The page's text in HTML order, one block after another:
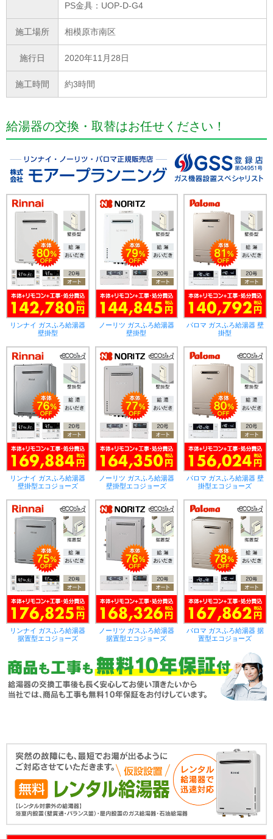
PS金具：UOP-D-G4
施工場所 相模原市南区
施行日 2020年11月28日
施工時間 約3時間
給湯器の交換・取替はお任せください！
リンナイ ガスふろ給湯器
壁掛型
ノーリツ ガスふろ給湯器
壁掛型
パロマ ガスふろ給湯器 壁
掛型
リンナイ ガスふろ給湯器
壁掛型エコジョーズ
ノーリツ ガスふろ給湯器
壁掛型エコジョーズ
パロマ ガスふろ給湯器 壁
掛型エコジョーズ
リンナイ ガスふろ給湯器
据置型エコジョーズ
ノーリツ ガスふろ給湯器
据置型エコジョーズ
パロマ ガスふろ給湯器 据
置型エコジョーズ